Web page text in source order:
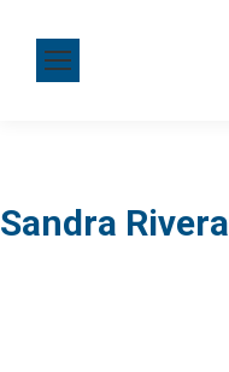
Sandra Rivera